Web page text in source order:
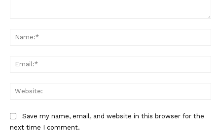
Save my name, email, and website in this browser for the
next time I comment.